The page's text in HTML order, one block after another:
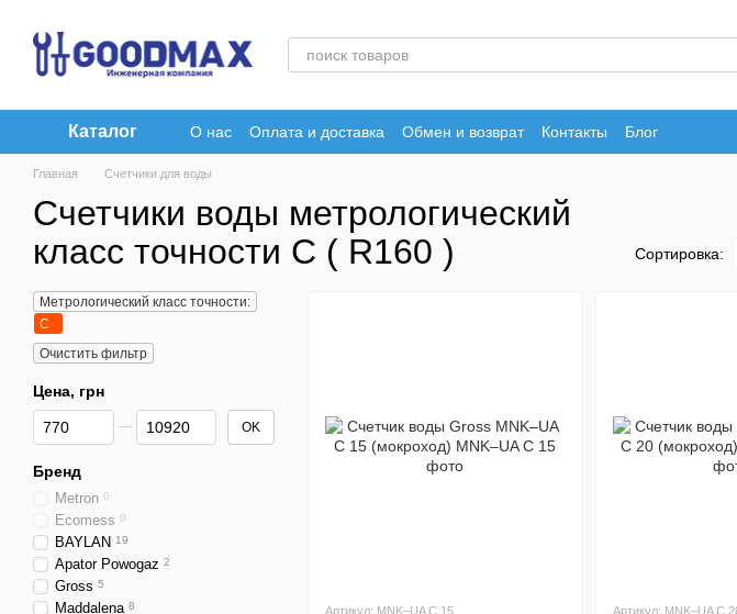
Каталог О нас Оплата и доставка Обмен и возврат Контакты Блог
Главная Счетчики для воды
Счетчики воды метрологический
класс точности С ( R160 )
Сортировка:
Артикул: MNK–UA C 15 Артикул: MNK–UA C
Метрологический класс точности:
С
Очистить фильтр
Цена, грн
От Цена, грн
До Цена, грн OK
Бренд
Metron 0
Ecomess 0
BAYLAN 19
Apator Powogaz 2
Gross 5
Maddalena 8